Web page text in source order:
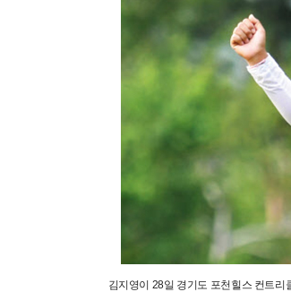
김지영이 28일 경기도 포천힐스 컨트리